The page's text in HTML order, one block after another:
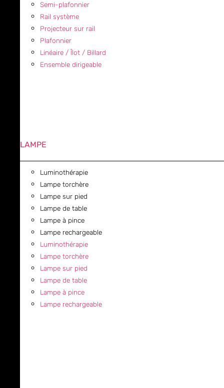
Semi-plafonnier
Rail système
Projecteur sur rail
Plafonnier
Linéaire / Îlot / Billard
Ensemble dirigeable
LAMPE
Luminothérapie
Lampe torchère
Lampe sur pied
Lampe de table
Lampe à pince
Lampe rechargeable
Luminothérapie
Lampe torchère
Lampe sur pied
Lampe de table
Lampe à pince
Lampe rechargeable